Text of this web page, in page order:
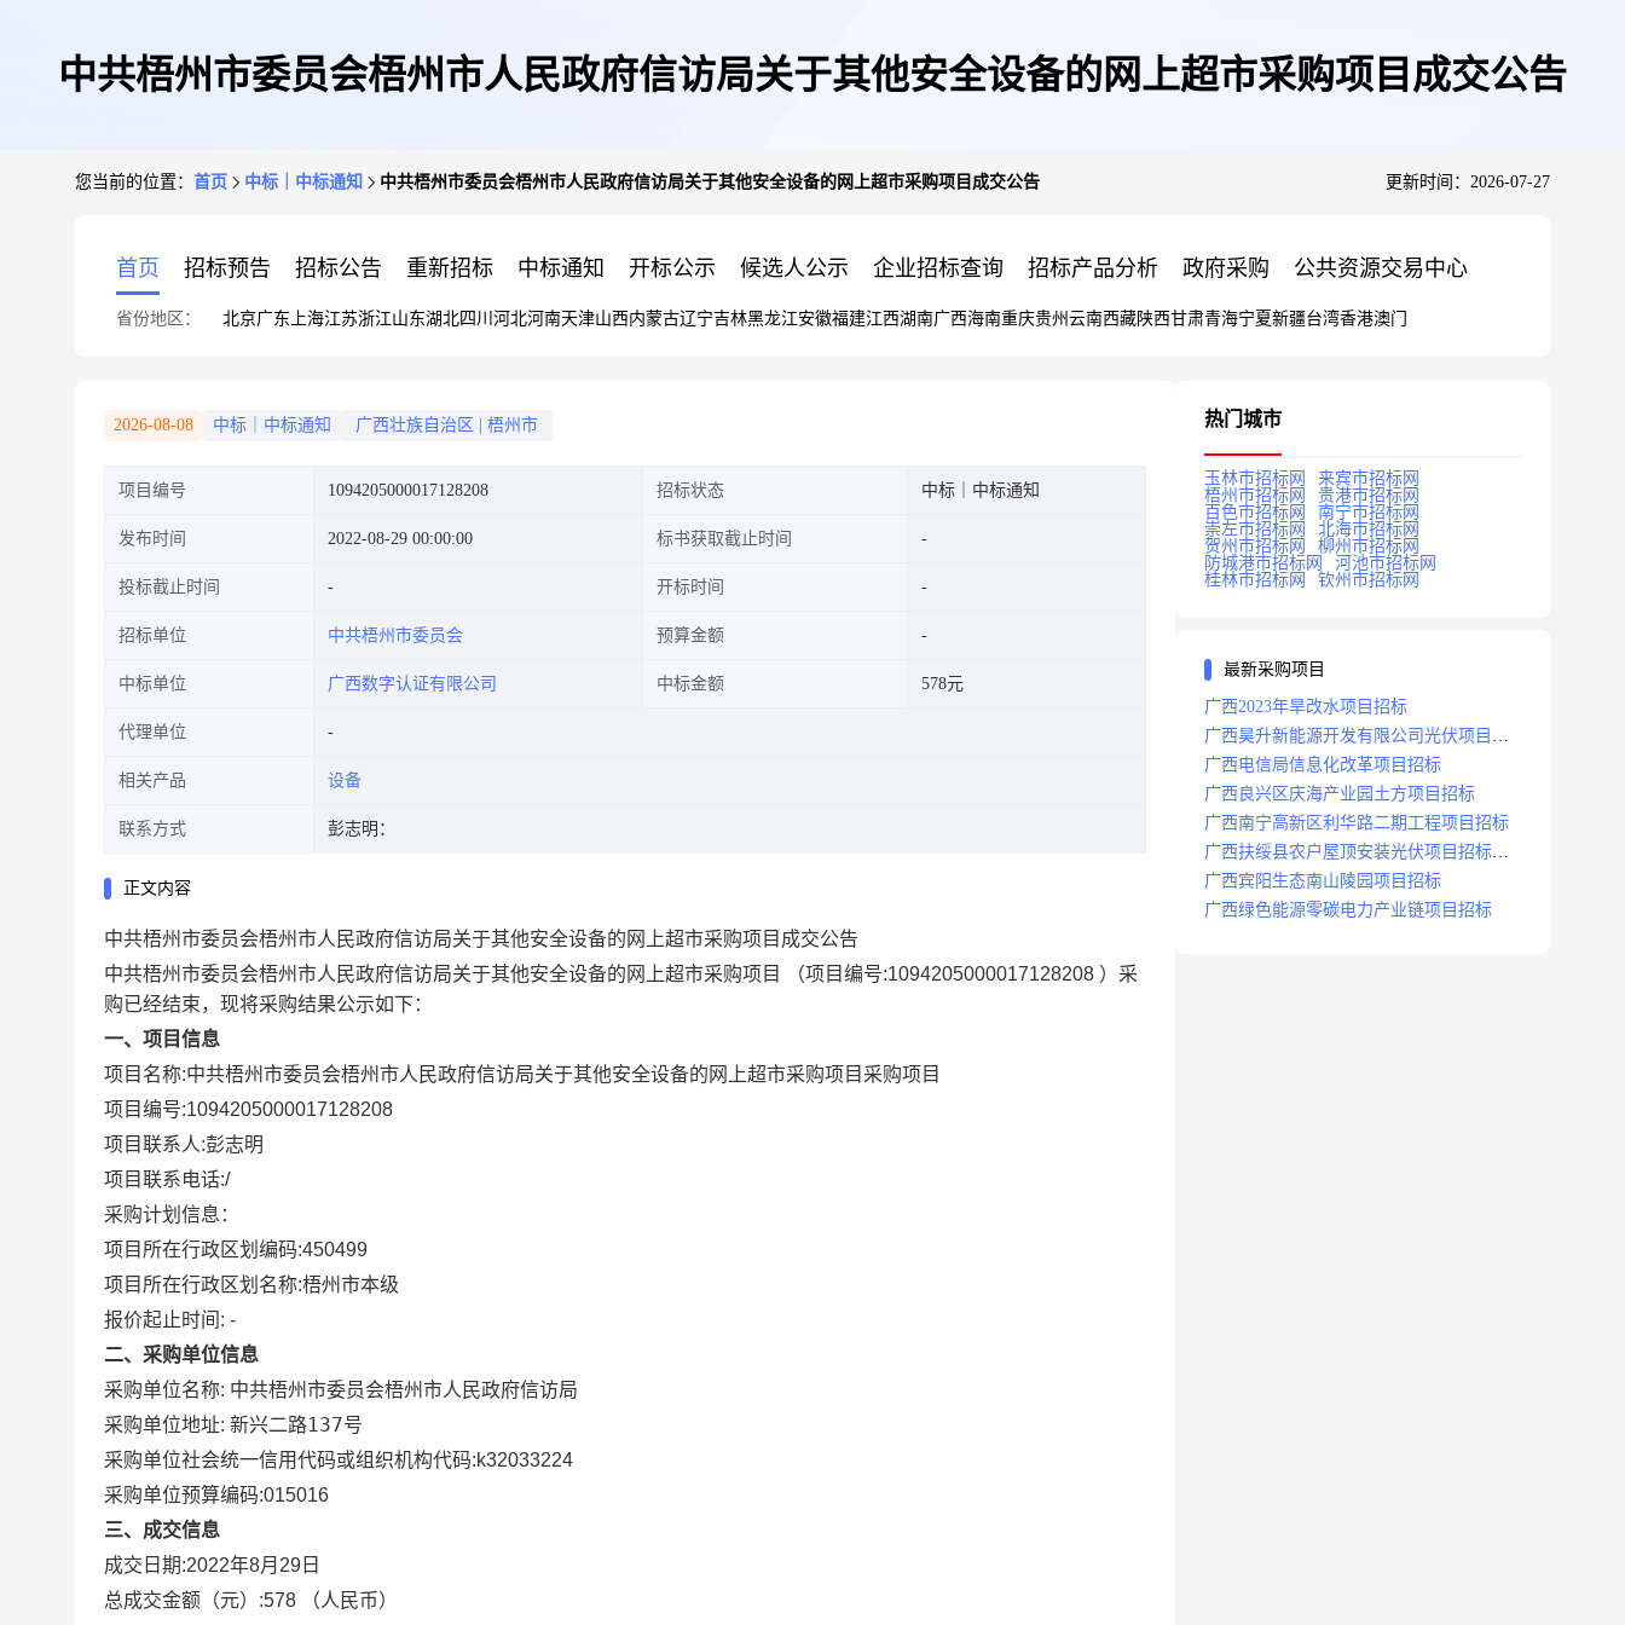
中共梧州市委员会梧州市人民政府信访局关于其他安全设备的网上超市采购项目成交公告
您当前的位置： 首页 中标｜中标通知 中共梧州市委员会梧州市人民政府信访局关于其他安全设备的网上超市采购项目成交公告 更新时间：2026-07-27
首页 招标预告 招标公告 重新招标 中标通知 开标公示 候选人公示 企业招标查询 招标产品分析 政府采购 公共资源交易中心
省份地区： 北京广东 上海江苏浙江山东湖北四川 河北河南天津山西内蒙古辽宁吉林黑龙江安徽福建江西湖南广西海南重庆贵州 云南西藏陕西甘肃青海宁夏新疆台湾香港澳门
2026-08-08 中标｜中标通知 广西壮族自治区 梧州市
项目编号 1094205000017128208 招标状态 中标｜中标通知
发布时间 2022-08-29 00:00:00 标书获取截止时间
投标截止时间 开标时间
招标单位 中共梧州市委员会 预算金额
中标单位 广西数字认证有限公司 中标金额 578元
代理单位
相关产品 设备
联系方式 彭志明：
正文内容
中共梧州市委员会梧州市人民政府信访局关于其他安全设备的网上超市采购项目成交公告
中共梧州市委员会梧州市人民政府信访局关于其他安全设备的网上超市采购项目
（项目编号:1094205000017128208 ）采
购已经结束，现将采购结果公示如下：
一、项目信息
项目名称:中共梧州市委员会梧州市人民政府信访局关于其他安全设备的网上超市采购项目 采购项目
项目编号:1094205000017128208
项目联系人:彭志明
项目联系电话:/
采购计划信息：
项目所在行政区划编码:450499
项目所在行政区划名称:梧州市本级
报价起止时间: -
二、采购单位信息
采购单位名称: 中共梧州市委员会梧州市人民政府信访局
采购单位地址: 新兴二路137号
采购单位社会统一信用代码或组织机构代码:k32033224
采购单位预算编码:015016
三、成交信息
成交日期:2022年8月29日
总成交金额（元）:578 （人民币）
热门城市
玉林市招标网
来宾市招标网
梧州市招标网
贵港市招标网
百色市招标网
南宁市招标网
崇左市招标网
北海市招标网
贺州市招标网
柳州市招标网
防城港市招标网
河池市招标网
桂林市招标网
钦州市招标网
最新采购项目
广西2023年旱改水项目招标
广西昊升新能源开发有限公司光伏项目招
标
广西电信局信息化改革项目招标
广西良兴区庆海产业园土方项目招标
广西南宁高新区利华路二期工程项目招标
广西扶绥县农户屋顶安装光伏项目招标公
告
广西宾阳生态南山陵园项目招标
广西绿色能源零碳电力产业链项目招标